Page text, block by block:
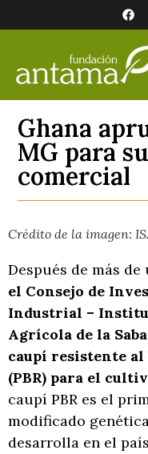
Ghana
MG para
comercial
Crédito de la imagen:
Después de más
el Consejo de
Industrial –
Agrícola de la
caupí resistente
(PBR) para el
caupí PBR es el
modificado
desarrolla en el